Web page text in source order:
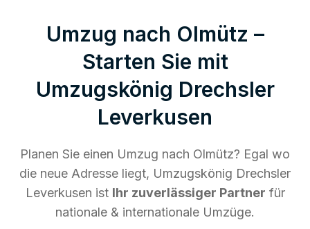
Umzug nach Olmütz –
Starten Sie mit
Umzugskönig Drechsler
Leverkusen
Planen Sie einen Umzug nach Olmütz? Egal wo
die neue Adresse liegt, Umzugskönig Drechsler
Leverkusen ist Ihr zuverlässiger Partner für
nationale & internationale Umzüge.